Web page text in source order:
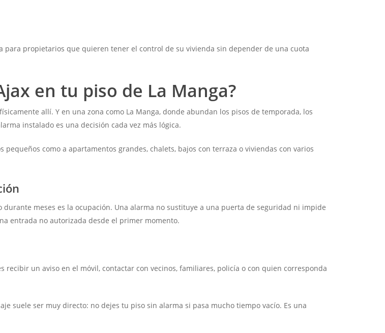
para propietarios que quieren tener el control de su vivienda sin depender de una cuota
en tu piso de La Manga?
allí. Y en una zona como La Manga, donde abundan los pisos de temporada, los
instalado es una decisión cada vez más lógica.
como a apartamentos grandes, chalets, bajos con terraza o viviendas con varios
meses es la ocupación. Una alarma no sustituye a una puerta de seguridad ni impide
entrada no autorizada desde el primer momento.
recibir un aviso en el móvil, contactar con vecinos, familiares, policía o con quien corresponda
suele ser muy directo: no dejes tu piso sin alarma si pasa mucho tiempo vacío. Es una